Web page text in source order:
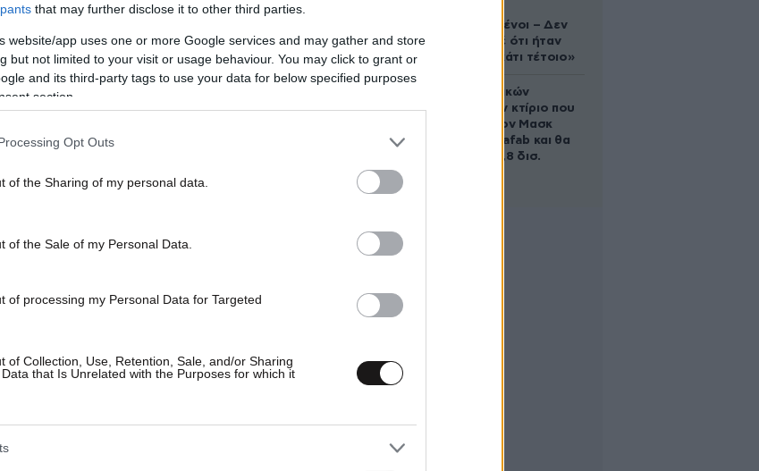
that may further disclose it to other third parties.
website/app uses one or more Google services and may gather and store
but not limited to your visit or usage behaviour. You may click to grant or
and its third-party tags to use your data for below specified purposes
section.
Opt Outs
of the Sharing of my personal data.
of the Sale of my Personal Data.
of processing my Personal Data for Targeted
of Collection, Use, Retention, Sale, and/or Sharing
that Is Unrelated with the Purposes for which it
γίνεται ολοένα και πιο
η επιλογή που προτιμούν οι άνθρωποι του
ίδιο να γνωρίζει το ενδιαφέρον της
«A Bola».
ηγεσία της Φούλαμ τα τελευταία πέντε
το προσεχές καλοκαίρι.
συντετριμμένοι – Δεν
έδειξε ποτέ ότι ήταν
ικανός για κάτι τέτοιο»
Το φαραωνικών
διαστάσεων κτίριο που
χτίζει ο Έλον Μασκ
λέγεται Terafab και θα
κοστίσει 16,8 δισ.